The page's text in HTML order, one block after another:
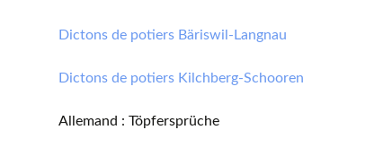
Dictons de potiers Bäriswil-Langnau
Dictons de potiers Kilchberg-Schooren
Allemand : Töpfersprüche